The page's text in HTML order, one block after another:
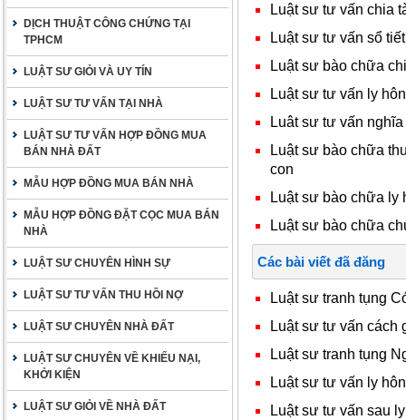
DỊCH THUẬT CÔNG CHỨNG TẠI
TPHCM
LUẬT SƯ GIỎI VÀ UY TÍN
LUẬT SƯ TƯ VẤN TẠI NHÀ
LUẬT SƯ TƯ VẤN HỢP ĐỒNG MUA
BÁN NHÀ ĐẤT
MẪU HỢP ĐỒNG MUA BÁN NHÀ
MẪU HỢP ĐỒNG ĐẶT CỌC MUA BÁN
NHÀ
LUẬT SƯ CHUYÊN HÌNH SỰ
LUẬT SƯ TƯ VẤN THU HỒI NỢ
LUẬT SƯ CHUYÊN NHÀ ĐẤT
LUẬT SƯ CHUYÊN VỀ KHIẾU NẠI,
KHỞI KIỆN
LUẬT SƯ GIỎI VỀ NHÀ ĐẤT
Luật sư tư vấn chia
Luật sư tư vấn sổ
Luật sư bào chữa
Luật sư tư vấn ly
Luât sư tư vấn
Luật sư bào chữa
con
Luật sư bào chữa ly
Luật sư bào chữa
Các bài viết đã đăng
Luật sư tranh tụng
Luật sư tư vấn cách
Luật sư tranh tụng
Luật sư tư vấn ly
Luật sư tư vấn sau